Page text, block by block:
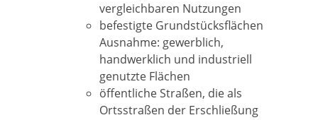
vergleichbaren Nutzungen
befestigte Grundstücksflächen
Ausnahme: gewerblich,
handwerklich und industriell
genutzte Flächen
öffentliche Straßen, die als
Ortsstraßen der Erschließung